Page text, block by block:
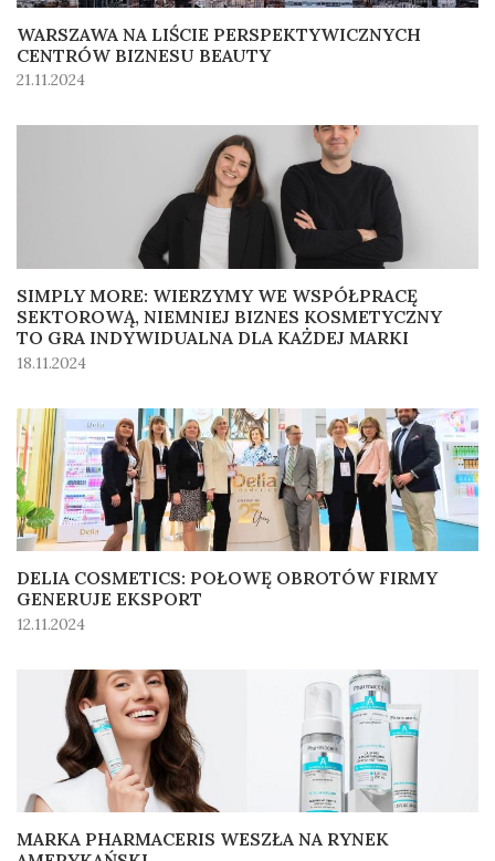
WARSZAWA NA LIŚCIE PERSPEKTYWICZNYCH
CENTRÓW BIZNESU BEAUTY
21.11.2024
SIMPLY MORE: WIERZYMY WE WSPÓŁPRACĘ
SEKTOROWĄ, NIEMNIEJ BIZNES KOSMETYCZNY
TO GRA INDYWIDUALNA DLA KAŻDEJ MARKI
18.11.2024
DELIA COSMETICS: POŁOWĘ OBROTÓW FIRMY
GENERUJE EKSPORT
12.11.2024
MARKA PHARMACERIS WESZŁA NA RYNEK